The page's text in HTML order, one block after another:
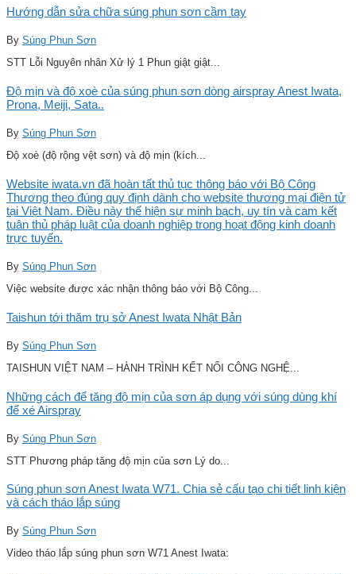
Hướng dẫn sửa chữa súng phun sơn cầm tay
By Súng Phun Sơn
STT Lỗi Nguyên nhân Xử lý 1 Phun giật giật...
Độ mịn và độ xoè của súng phun sơn dòng airspray Anest Iwata,
Prona, Meiji, Sata..
By Súng Phun Sơn
Độ xoè (độ rộng vệt sơn) và độ mịn (kích...
Website iwata.vn đã hoàn tất thủ tục thông báo với Bộ Công
Thương theo đúng quy định dành cho website thương mại điện tử
tại Việt Nam. Điều này thể hiện sự minh bạch, uy tín và cam kết
tuân thủ pháp luật của doanh nghiệp trong hoạt động kinh doanh
trực tuyến.
By Súng Phun Sơn
Việc website được xác nhận thông báo với Bộ Công...
Taishun tới thăm trụ sở Anest Iwata Nhật Bản
By Súng Phun Sơn
TAISHUN VIỆT NAM – HÀNH TRÌNH KẾT NỐI CÔNG NGHỆ...
Những cách để tăng độ mịn của sơn áp dụng với súng dùng khí
để xé Airspray
By Súng Phun Sơn
STT Phương pháp tăng độ mịn của sơn Lý do...
Súng phun sơn Anest Iwata W71. Chia sẻ cấu tạo chi tiết linh kiện
và cách tháo lắp súng
By Súng Phun Sơn
Video tháo lắp súng phun sơn W71 Anest Iwata: